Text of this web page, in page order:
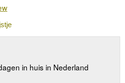
in huis in Nederland